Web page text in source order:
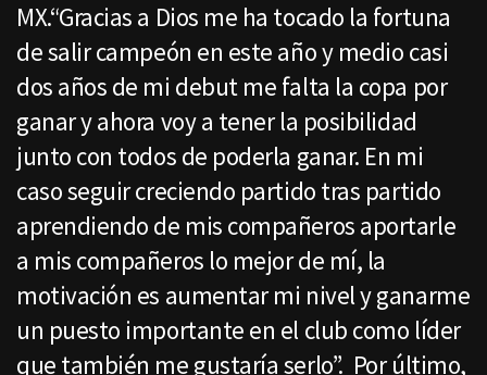
MX.“Gracias a Dios me ha tocado la fortuna
de salir campeón en este año y medio casi
dos años de mi debut me falta la copa por
ganar y ahora voy a tener la posibilidad
junto con todos de poderla ganar. En mi
caso seguir creciendo partido tras partido
aprendiendo de mis compañeros aportarle
a mis compañeros lo mejor de mí, la
motivación es aumentar mi nivel y ganarme
un puesto importante en el club como líder
que también me gustaría serlo”. Por último,